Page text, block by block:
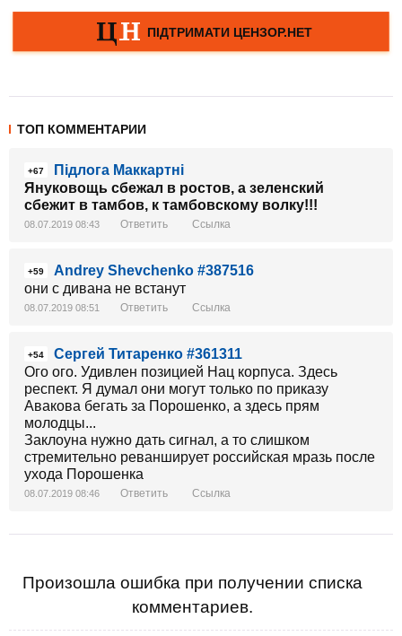
ТОП КОММЕНТАРИИ
+67
Підлога Маккартні
Януковощь сбежал в ростов, а зеленский
сбежит в тамбов, к тамбовскому волку!!!
08.07.2019 08:43 Ответить Ссылка
+59
Andrey Shevchenko #387516
они с дивана не встанут
08.07.2019 08:51 Ответить Ссылка
+54
Сергей Титаренко #361311
Ого ого. Удивлен позицией Нац корпуса. Здесь
респект. Я думал они могут только по приказу
Авакова бегать за Порошенко, а здесь прям
молодцы...
Заклоуна нужно дать сигнал, а то слишком
стремительно реванширует российская мразь после
ухода Порошенка
08.07.2019 08:46 Ответить Ссылка
Произошла ошибка при получении списка
комментариев.